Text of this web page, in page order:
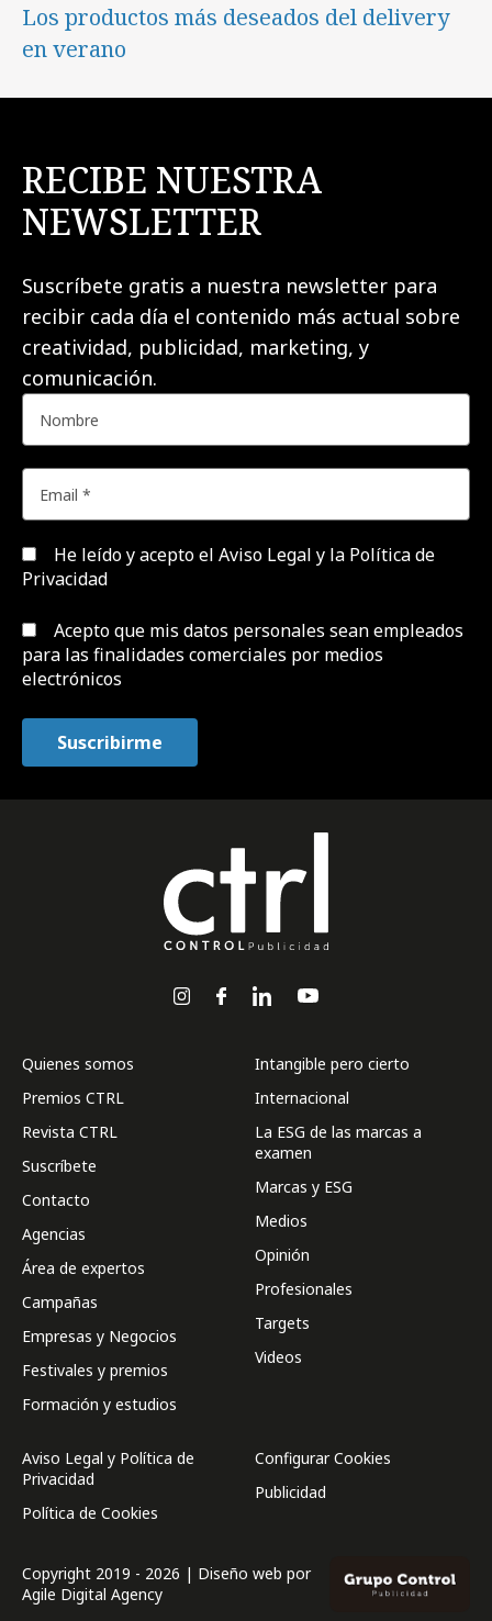
Los productos más deseados del delivery
en verano
RECIBE NUESTRA
NEWSLETTER
Suscríbete gratis a nuestra newsletter para
recibir cada día el contenido más actual sobre
creatividad, publicidad, marketing, y
comunicación.
He leído y acepto el Aviso Legal y la Política de
Privacidad
Acepto que mis datos personales sean empleados
para las finalidades comerciales por medios
electrónicos
Quienes somos
Premios CTRL
Revista CTRL
Suscríbete
Contacto
Agencias
Área de expertos
Campañas
Empresas y Negocios
Festivales y premios
Formación y estudios
Intangible pero cierto
Internacional
La ESG de las marcas a
examen
Marcas y ESG
Medios
Opinión
Profesionales
Targets
Videos
Aviso Legal y Política de
Privacidad
Política de Cookies
Configurar Cookies
Publicidad
Copyright 2019 - 2026 | Diseño web por
Agile Digital Agency